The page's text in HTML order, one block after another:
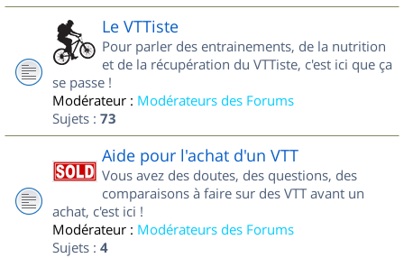
Le VTTiste
Pour parler des entrainements, de la nutrition
et de la récupération du VTTiste, c'est ici que ça
se passe !
Modérateur : Modérateurs des Forums
Sujets : 73
Aide pour l'achat d'un VTT
Vous avez des doutes, des questions, des
comparaisons à faire sur des VTT avant un
achat, c'est ici !
Modérateur : Modérateurs des Forums
Sujets : 4